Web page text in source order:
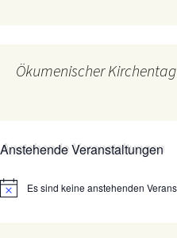
Ökumenischer Kirchentag
Anstehende Veranstaltungen
HinweisEs sind keine anstehenden